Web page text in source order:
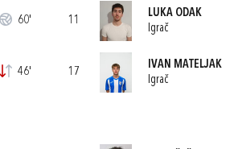
60'
46'
11
LUKA ODAK
Igrač
17
IVAN MATELJAK
Igrač